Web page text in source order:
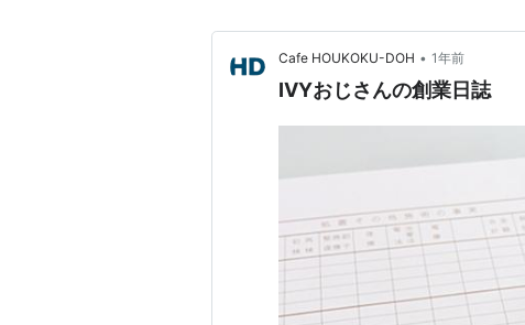
Cafe HOUKOKU-DOH • 1年前
IVYおじさんの創業日誌